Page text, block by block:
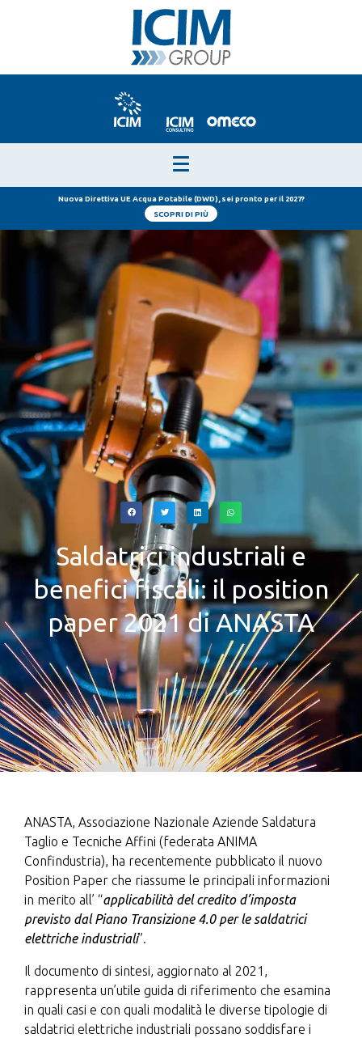
Nuova Direttiva UE Acqua Potabile (DWD), sei pronto per il 2027?
SCOPRI DI PIÙ
Saldatrici industriali e
benefici fiscali: il position
paper 2021 di ANASTA
ANASTA, Associazione Nazionale Aziende Saldatura
Taglio e Tecniche Affini (federata ANIMA
Confindustria), ha recentemente pubblicato il nuovo
Position Paper che riassume le principali informazioni
in merito all’ “applicabilità del credito d’imposta
previsto dal Piano Transizione 4.0 per le saldatrici
elettriche industriali”.
Il documento di sintesi, aggiornato al 2021,
rappresenta un’utile guida di riferimento che esamina
in quali casi e con quali modalità le diverse tipologie di
saldatrici elettriche industriali possano soddisfare i